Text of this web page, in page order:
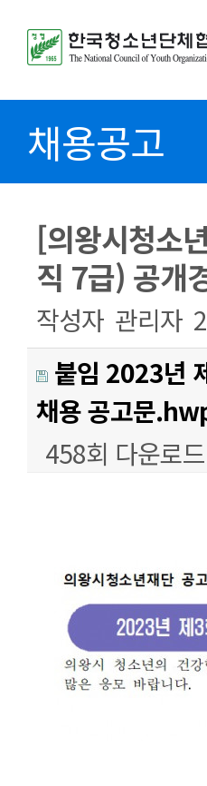
채용공고
[의왕시청소
직 7급) 공개
작성자 관리자
붙임 2023년
채용 공고문
458회 다운로드
본문